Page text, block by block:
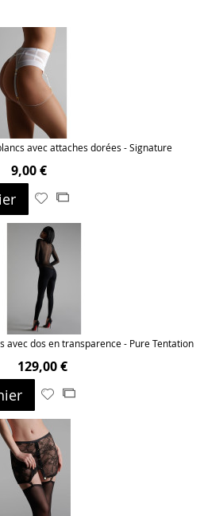
avec attaches dorées - Signature
9,00 €
Ajouter
ma
liste
d’envie
Ajouter
avec dos en transparence - Pure Tentation
129,00 €
Ajouter
liste
d’envie
Ajouter